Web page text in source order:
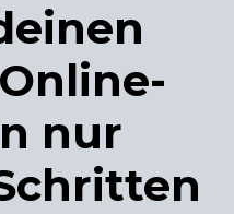
Online-
nur